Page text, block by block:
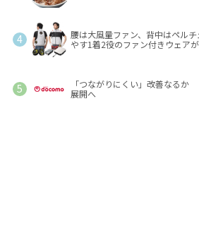
腰は大風量ファン、背中はペル
やす1着2役のファン付きウェア
「つながりにくい」改善なる
展開へ